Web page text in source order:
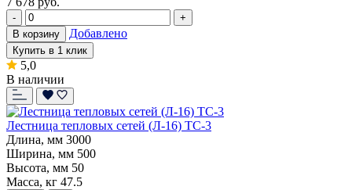
-
+
В корзину
Добавлено
Купить в 1 клик
5,0
В наличии
Лестница тепловых сетей (Л-16) ТС-3
Длина, мм 3000
Ширина, мм 500
Высота, мм 50
Масса, кг 47.5